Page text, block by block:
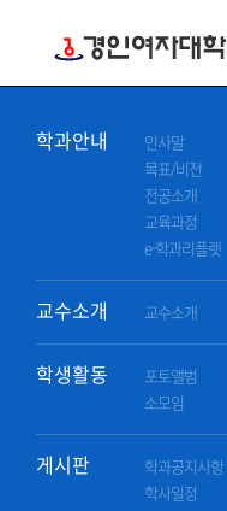
학과안내
인사말
목표/비전
전공소개
교육과정
e-학과리플렛
교수소개 교수소개
학생활동
포토앨범
소모임
게시판
학과공지사항
학사일정